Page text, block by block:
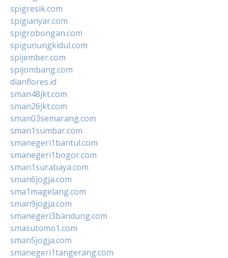
spigresik.com
spigianyar.com
spigrobongan.com
spigunungkidul.com
spijember.com
spijombang.com
dianflores.id
sman48jkt.com
sman26jkt.com
sman03semarang.com
sman1sumbar.com
smanegeri1bantul.com
smanegeri1bogor.com
sman1surabaya.com
sman6jogja.com
sma1magelang.com
sman9jogja.com
smanegeri3bandung.com
smasutomo1.com
sman5jogja.com
smanegeri1tangerang.com